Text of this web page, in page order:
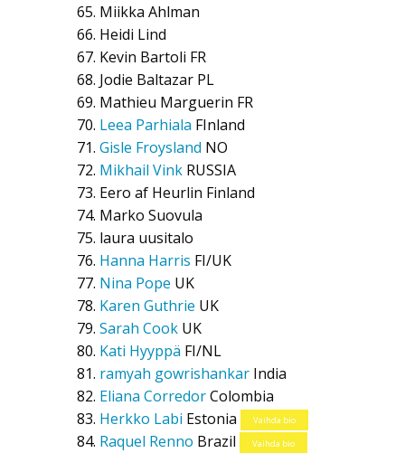
Miikka Ahlman
Heidi Lind
Kevin Bartoli FR
Jodie Baltazar PL
Mathieu Marguerin FR
Leea Parhiala FInland
Gisle Froysland NO
Mikhail Vink RUSSIA
Eero af Heurlin Finland
Marko Suovula
laura uusitalo
Hanna Harris FI/UK
Nina Pope UK
Karen Guthrie UK
Sarah Cook UK
Kati Hyyppä FI/NL
ramyah gowrishankar India
Eliana CorredorColombia
Herkko Labi Estonia Vaihda bio
Raquel Renno Brazil Vaihda bio